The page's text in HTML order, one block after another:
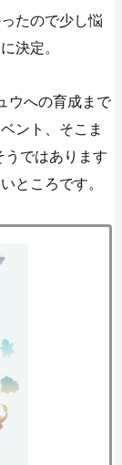
たので少し悩
決定。
ウへの育成まで
ント、そこま
うではあります
ところです。